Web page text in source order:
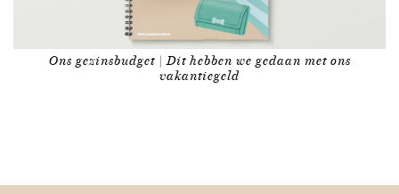
Ons gezinsbudget | Dit hebben we gedaan met ons
vakantiegeld